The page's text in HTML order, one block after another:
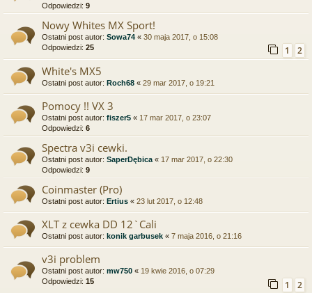
Odpowiedzi: 9
Nowy Whites MX Sport!
Ostatni post autor: Sowa74 « 30 maja 2017, o 15:08
Odpowiedzi: 25 1 2
White's MX5
Ostatni post autor: Roch68 « 29 mar 2017, o 19:21
Pomocy !! VX 3
Ostatni post autor: fiszer5 « 17 mar 2017, o 23:07
Odpowiedzi: 6
Spectra v3i cewki.
Ostatni post autor: SaperDębica « 17 mar 2017, o 22:30
Odpowiedzi: 9
Coinmaster (Pro)
Ostatni post autor: Ertius « 23 lut 2017, o 12:48
XLT z cewka DD 12`Cali
Ostatni post autor: konik garbusek « 7 maja 2016, o 21:16
v3i problem
Ostatni post autor: mw750 « 19 kwie 2016, o 07:29
Odpowiedzi: 15 1 2